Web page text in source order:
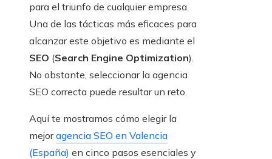
para el triunfo de cualquier empresa.
Una de las tácticas más eficaces para
alcanzar este objetivo es mediante el
SEO (Search Engine Optimization).
No obstante, seleccionar la agencia
SEO correcta puede resultar un reto.
Aquí te mostramos cómo elegir la
mejoragencia SEO en Valencia
(España) en cinco pasos esenciales y